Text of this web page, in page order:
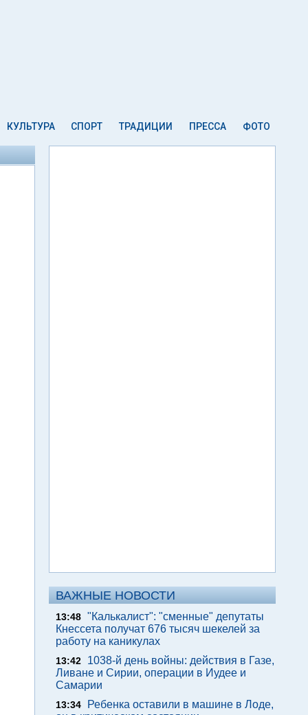
КУЛЬТУРА СПОРТ ТРАДИЦИИ ПРЕССА ФОТО
ВАЖНЫЕ НОВОСТИ
13:48 "Калькалист": "сменные" депутаты
Кнессета получат 676 тысяч шекелей за
работу на каникулах
13:42
1038-й день войны: действия в Газе,
Ливане и Сирии, операции в Иудее и
Самарии
13:34
Ребенка оставили в машине в Лоде,